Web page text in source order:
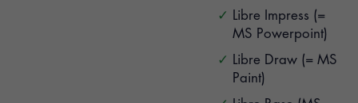
Libre Impress (=
MS Powerpoint)
Libre Draw (= MS
Paint)